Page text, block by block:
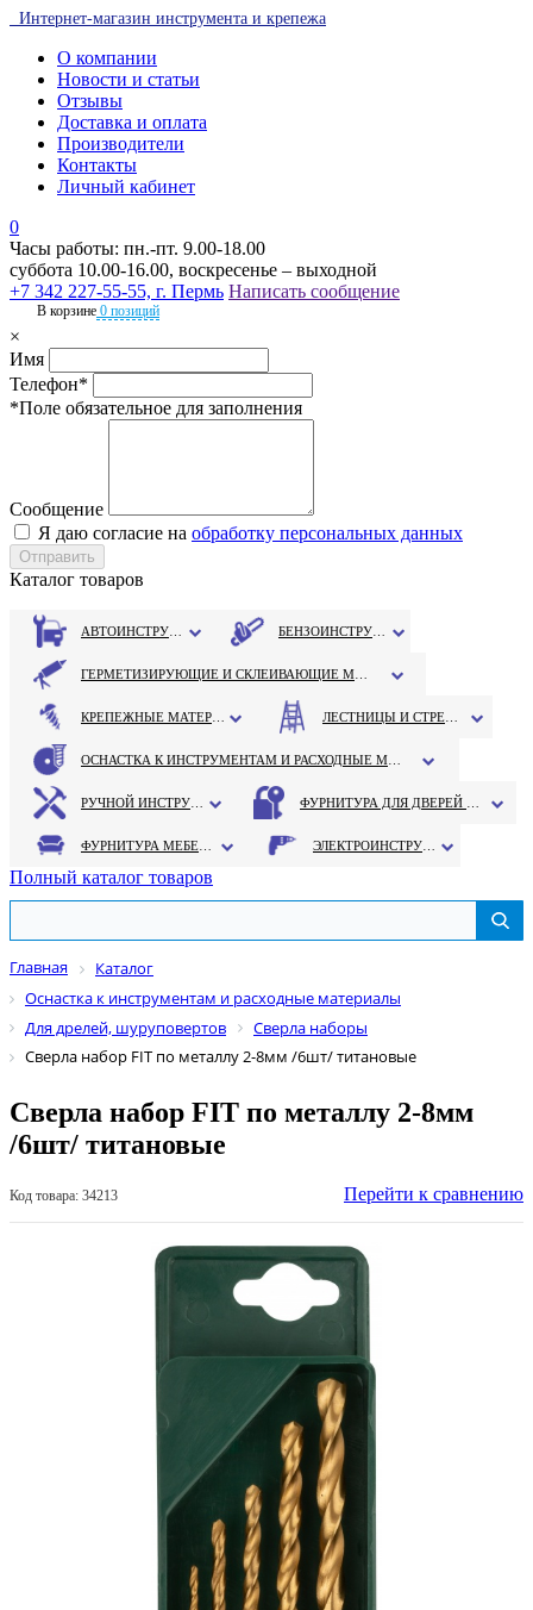
Интернет-магазин инструмента и крепежа
О компании
Новости и статьи
Отзывы
Доставка и оплата
Производители
Контакты
Личный кабинет
0
Часы работы: пн.-пт. 9.00-18.00
суббота 10.00-16.00, воскресенье – выходной
+7 342 227-55-55, г. Пермь Написать сообщение
В корзине 0 позиций
×
Имя
Телефон*
*Поле обязательное для заполнения
Сообщение
Я даю согласие на обработку персональных данных
Каталог товаров
Полный каталог товаров
Главная
Каталог
Оснастка к инструментам и расходные материалы
Для дрелей, шуруповертов
Сверла наборы
Сверла набор FIT по металлу 2-8мм /6шт/ титановые
Сверла набор FIT по металлу 2-8мм
/6шт/ титановые
Код товара: 34213 Перейти к сравнению